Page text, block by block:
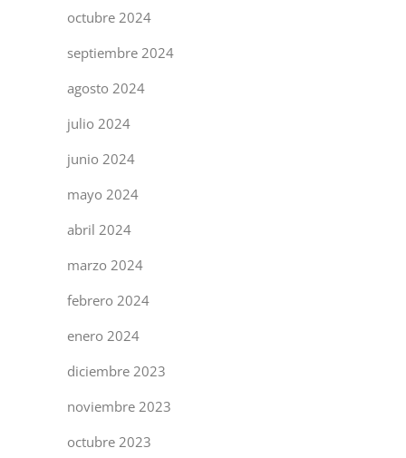
octubre 2024
septiembre 2024
agosto 2024
julio 2024
junio 2024
mayo 2024
abril 2024
marzo 2024
febrero 2024
enero 2024
diciembre 2023
noviembre 2023
octubre 2023